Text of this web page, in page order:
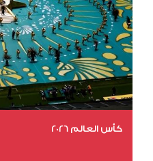
كأس العالم 2026